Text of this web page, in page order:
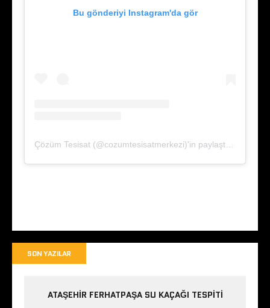
Bu gönderiyi Instagram'da gör
Çözüm Tesisat (@cozumtesisatmerkezi)'in paylaştığı bir gönderi
SON YAZILAR
ATAŞEHIR FERHATPAŞA SU KAÇAĞI TESPITI